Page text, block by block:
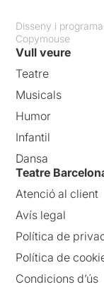
Disseny i
Copymouse
Vull veure
Teatre
Musicals
Humor
Infantil
Dansa
Teatre
Atenció al client
Avís legal
Política de
Política de
Condicions d’ús